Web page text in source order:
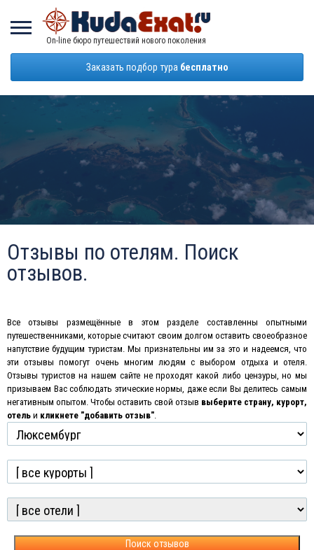
On-line бюро путешествий нового поколения
Заказать подбор тура бесплатно
Отзывы по отелям. Поиск
отзывов.
Все отзывы размещённые в этом разделе составленны опытными
путешественниками, которые считают своим долгом оставить своеобразное
напутствие будущим туристам. Мы признательны им за это и надеемся, что
эти отзывы помогут очень многим людям с выбором отдыха и отеля.
Отзывы туристов на нашем сайте не проходят какой либо цензуры, но мы
призываем Вас соблюдать этические нормы, даже если Вы делитесь самым
негативным опытом Чтобы оставить свой отзыв выберите страну, курорт,
отель и кликнете "добавить отзыв"
Поиск отзывов